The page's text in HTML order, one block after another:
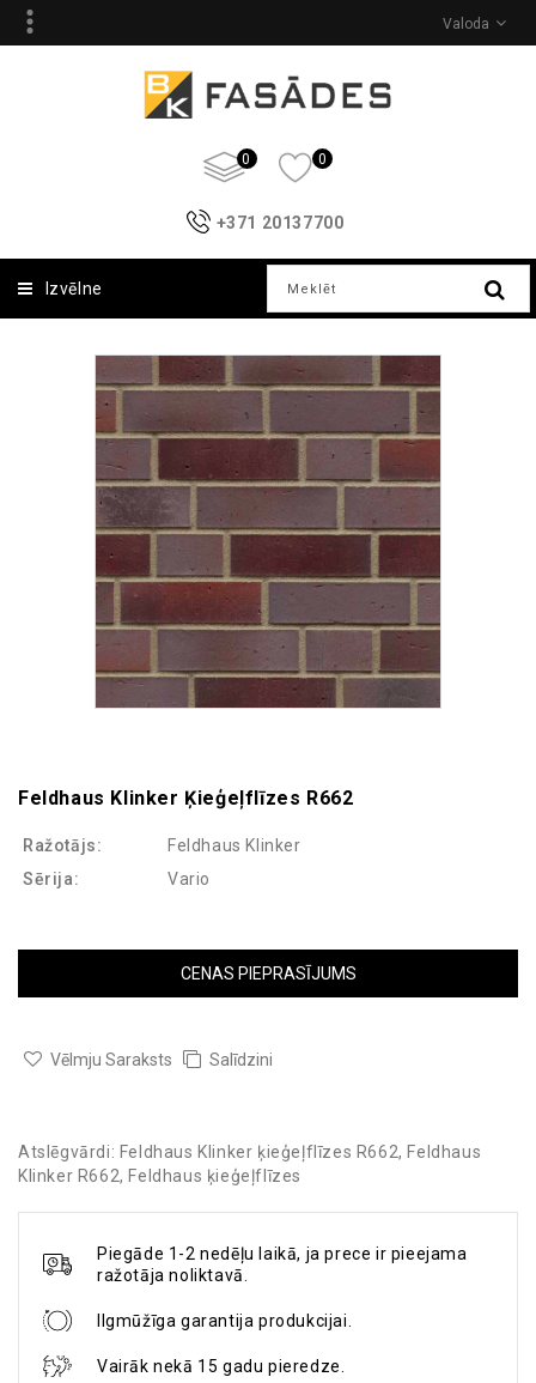
Valoda
0 0
+371 20137700
Izvēlne
Feldhaus Klinker Ķieģeļflīzes R662
Ražotājs:
Feldhaus Klinker
Sērija:
Vario
CENAS PIEPRASĪJUMS
Vēlmju Saraksts Salīdzini
Atslēgvārdi: Feldhaus Klinker ķieģeļflīzes R662, Feldhaus
Klinker R662, Feldhaus ķieģeļflīzes
Piegāde 1-2 nedēļu laikā, ja prece ir pieejama
ražotāja noliktavā.
Ilgmūžīga garantija produkcijai.
Vairāk nekā 15 gadu pieredze.